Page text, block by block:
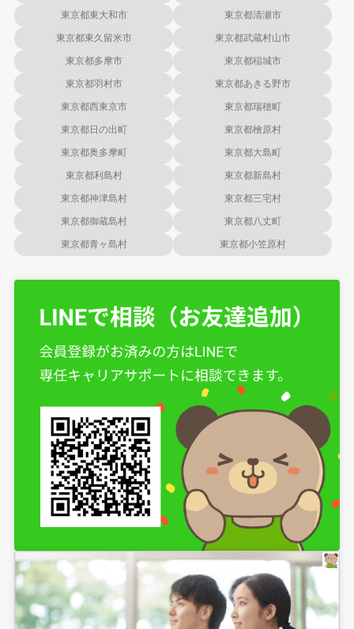
東京都東大和市 東京都清瀬市
東京都東久留米市 東京都武蔵村山市
東京都多摩市 東京都稲城市
東京都羽村市 東京都あきる野市
東京都西東京市 東京都瑞穂町
東京都日の出町 東京都檜原村
東京都奥多摩町 東京都大島町
東京都利島村 東京都新島村
東京都神津島村 東京都三宅村
東京都御蔵島村 東京都八丈町
東京都青ヶ島村 東京都小笠原村